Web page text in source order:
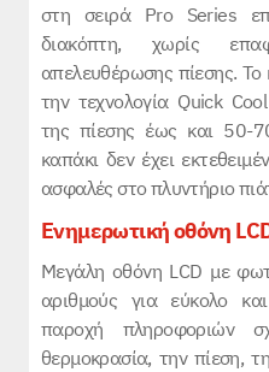
στη σειρά Pro Series
διακόπτη, χωρίς
απελευθέρωσης πίεσης. Το
την τεχνολογία Quick
της πίεσης έως και 50-
καπάκι δεν έχει
ασφαλές στο πλυντήριο
Ενημερωτική οθόνη
Μεγάλη οθόνη LCD με
αριθμούς για εύκολο
παροχή πληροφοριών
θερμοκρασία, την πίεση,